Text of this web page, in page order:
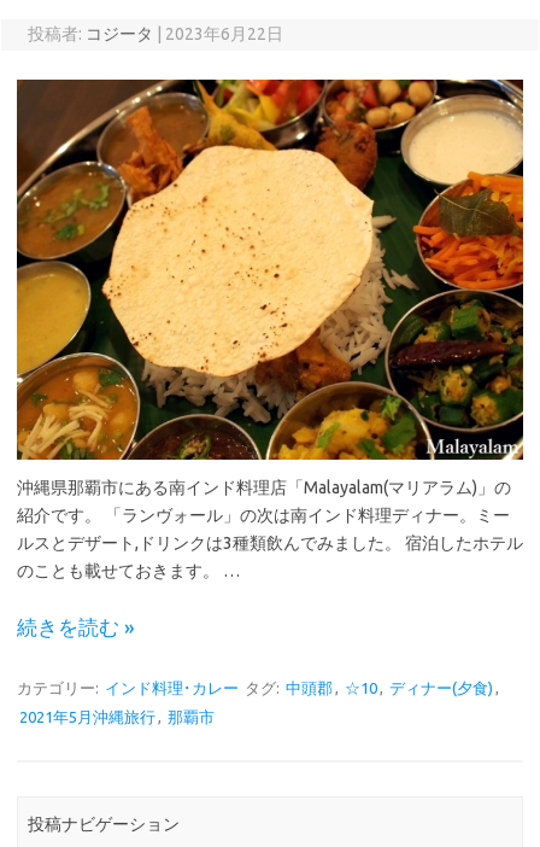
投稿者: コジータ 2023年6月22日
沖縄県那覇市にある南インド料理店「Malayalam(マリアラム)」の
紹介です。 「ランヴォール」の次は南インド料理ディナー。ミー
ルスとデザート,ドリンクは3種類飲んでみました。 宿泊したホテル
のことも載せておきます。 …
続きを読む »
カテゴリー: インド料理･カレー タグ: 中頭郡, ☆10, ディナー(夕食) ,
2021年5月沖縄旅行, 那覇市
投稿ナビゲーション